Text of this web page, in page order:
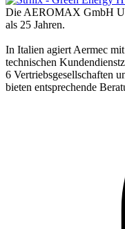
Die AEROMAX GmbH
als 25 Jahren.
In Italien agiert Aermec
technischen
6 Vertriebsgesellschaften
bieten entsprechende